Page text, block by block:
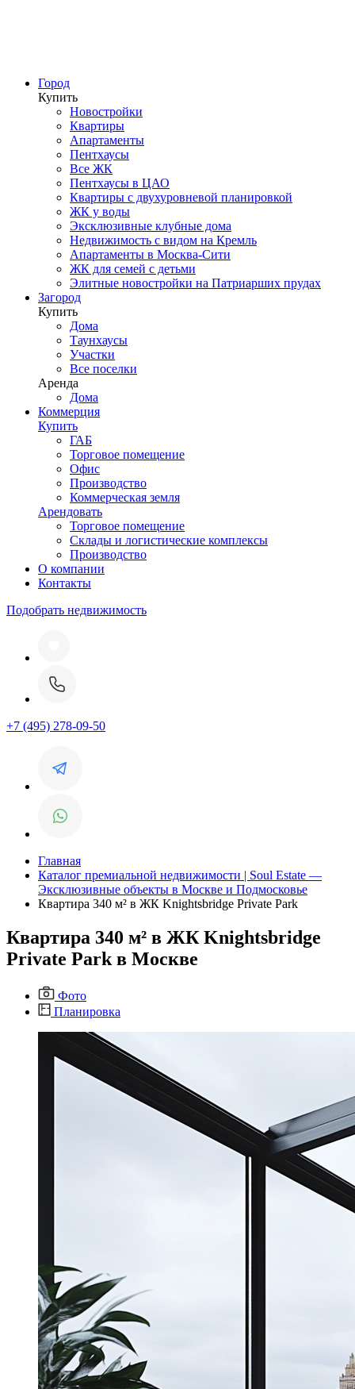
Город
Купить
Новостройки
Квартиры
Апартаменты
Пентхаусы
Все ЖК
Пентхаусы в ЦАО
Квартиры с двухуровневой планировкой
ЖК у воды
Эксклюзивные клубные дома
Недвижимость с видом на Кремль
Апартаменты в Москва-Сити
ЖК для семей с детьми
Элитные новостройки на Патриарших прудах
Загород
Купить
Дома
Таунхаусы
Участки
Все поселки
Аренда
Дома
Коммерция
Купить
ГАБ
Торговое помещение
Офис
Производство
Коммерческая земля
Арендовать
Торговое помещение
Склады и логистические комплексы
Производство
О компании
Контакты
Подобрать недвижимость
+7 (495) 278-09-50
Главная
Каталог премиальной недвижимости | Soul Estate —
Эксклюзивные объекты в Москве и Подмосковье
Квартира 340 м² в ЖК Knightsbridge Private Park
Квартира 340 м² в ЖК Knightsbridge
Private Park в Москве
Фото
Планировка